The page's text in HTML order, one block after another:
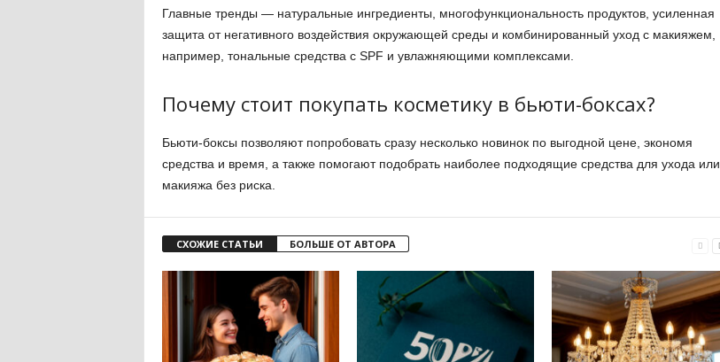
Главные тренды — натуральные ингредиенты, многофункциональность продуктов, усиленная
защита от негативного воздействия окружающей среды и комбинированный уход с макияжем,
например, тональные средства с SPF и увлажняющими комплексами.
Почему стоит покупать косметику в бьюти-боксах?
Бьюти-боксы позволяют попробовать сразу несколько новинок по выгодной цене, экономя
средства и время, а также помогают подобрать наиболее подходящие средства для ухода или
макияжа без риска.
СХОЖИЕ СТАТЬИ БОЛЬШЕ ОТ АВТОРА